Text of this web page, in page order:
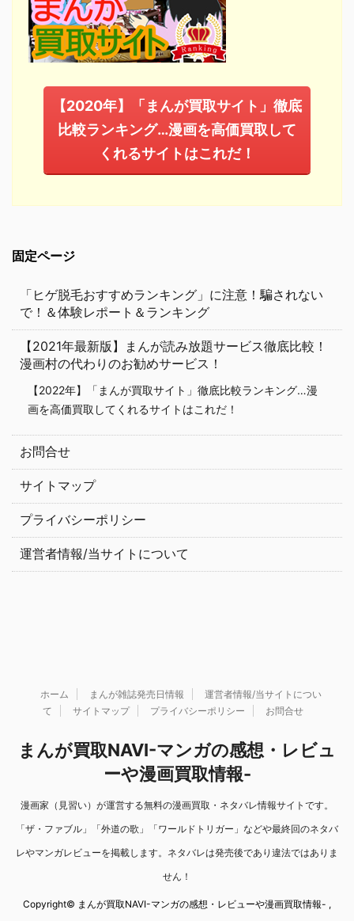
【2020年】「まんが買取サイト」徹底
比較ランキング…漫画を高価買取して
くれるサイトはこれだ！
固定ページ
「ヒゲ脱毛おすすめランキング」に注意！騙されない
で！＆体験レポート＆ランキング
【2021年最新版】まんが読み放題サービス徹底比較！
漫画村の代わりのお勧めサービス！
【2022年】「まんが買取サイト」徹底比較ランキング…漫
画を高価買取してくれるサイトはこれだ！
お問合せ
サイトマップ
プライバシーポリシー
運営者情報/当サイトについて
ホーム まんが雑誌発売日情報
運営者情報/当サイトについ
て
サイトマップ プライバシーポリシー お問合せ
まんが買取NAVI-マンガの感想・レビュ
ーや漫画買取情報-
漫画家（見習い）が運営する無料の漫画買取・ネタバレ情報サイトです。
「ザ・ファブル」「外道の歌」「ワールドトリガー」などや最終回のネタバ
レやマンガレビューを掲載します。ネタバレは発売後であり違法ではありま
せん！
Copyright© まんが買取NAVI-マンガの感想・レビューや漫画買取情報- ,